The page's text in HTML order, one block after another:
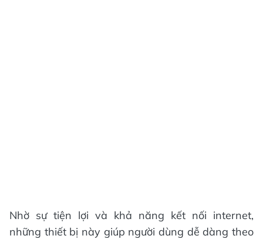
Nhờ sự tiện lợi và khả năng kết nối internet,
những thiết bị này giúp người dùng dễ dàng theo